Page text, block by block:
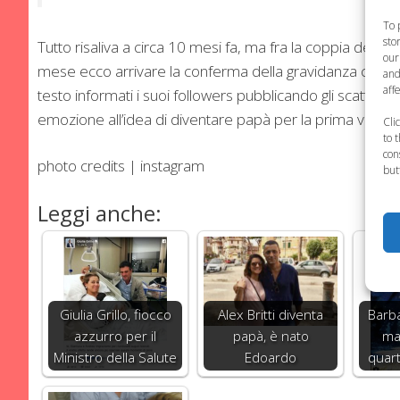
To
to
Tutto risaliva a circa 10 mesi fa, ma fra la coppia deve
mese ecco arrivare la conferma della gravidanza con
testo informati i suoi followers pubblicando gli scatti del
emozione all’idea di diventare papà per la prima volta
photo credits | instagram
Leggi anche:
Giulia Grillo, fiocco
azzurro per il
Ministro della Salute
Alex Britti diventa
papà, è nato
Edoardo